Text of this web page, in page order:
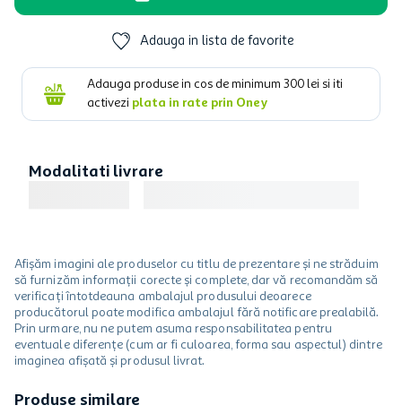
Adauga in lista de favorite
Adauga produse in cos de minimum 300 lei si iti
activezi plata in rate prin Oney
Modalitati livrare
Afișăm imagini ale produselor cu titlu de prezentare și ne străduim
să furnizăm informații corecte și complete, dar vă recomandăm să
verificați întotdeauna ambalajul produsului deoarece
producătorul poate modifica ambalajul fără notificare prealabilă.
Prin urmare, nu ne putem asuma responsabilitatea pentru
eventuale diferențe (cum ar fi culoarea, forma sau aspectul) dintre
imaginea afișată și produsul livrat.
Produse similare